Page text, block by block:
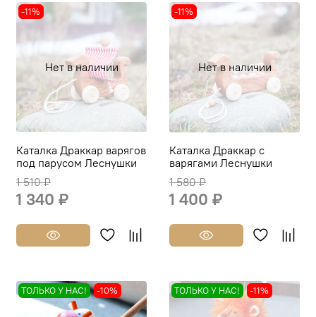
Нет в наличии
-11%
Каталка Драккар варягов
под парусом Леснушки
1 510 ₽
1 340 ₽
Нет в наличии
-11%
Каталка Драккар с
варягами Леснушки
1 580 ₽
1 400 ₽
ТОЛЬКО У НАС! -10% ТОЛЬКО У НАС! -11%